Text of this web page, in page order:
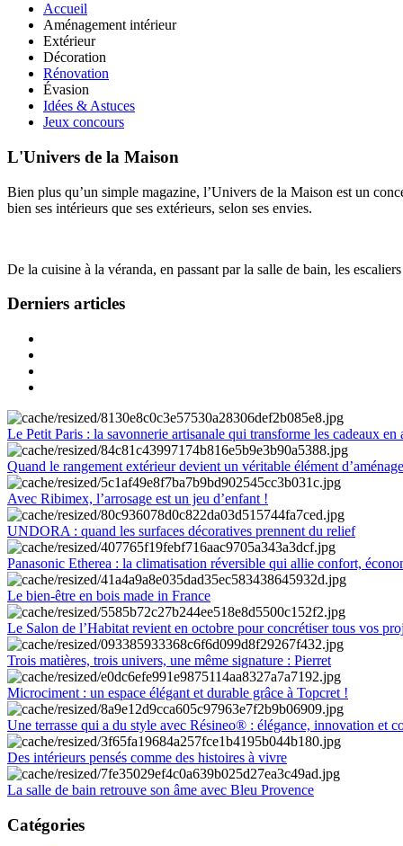
Accueil
Aménagement intérieur
Extérieur
Décoration
Rénovation
Évasion
Idées & Astuces
Jeux concours
L'Univers de la Maison
Bien plus qu’un simple magazine, l’Univers de la Maison est un
bien ses intérieurs que ses extérieurs, selon ses envies.
De la cuisine à la véranda, en passant par la salle de bain, les
Derniers articles
Le Petit Paris : la savonnerie artisanale qui transforme les cadeaux en
Quand le rangement extérieur devient un véritable élément
Avec Ribimex, l’arrosage est un jeu d’enfant !
UNDORA : quand les surfaces décoratives prennent du relief
Panasonic Etherea : la climatisation réversible qui allie confort,
Le bien-être en bois made in France
Le Salon de l’Habitat revient en octobre pour concrétiser tous vos
Trois matières, trois univers, une même signature : Pierret
Microciment : un espace élégant et durable grâce à Topcret !
Une terrasse qui a du style avec Résineo® : élégance, innovation et
Des intérieurs pensés comme des histoires à vivre
La salle de bain retrouve son âme avec Bleu Provence
Catégories